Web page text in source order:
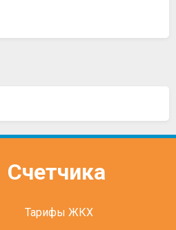
Счетчика
Тарифы ЖКХ